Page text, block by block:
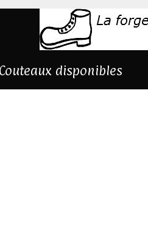
Couteaux disponibles